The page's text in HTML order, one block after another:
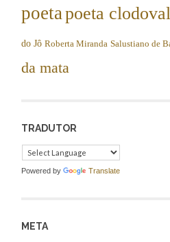
poeta poeta
do Jô Roberta Miranda Salustiano de
da mata
TRADUTOR
Powered by Translate
META